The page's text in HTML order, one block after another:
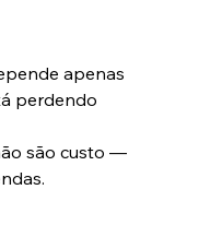
apenas
perdendo
são custo —